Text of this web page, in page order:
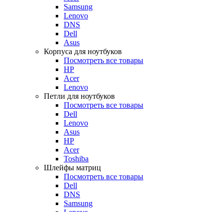
Samsung
Lenovo
DNS
Dell
Asus
Корпуса для ноутбуков
Посмотреть все товары
HP
Acer
Lenovo
Петли для ноутбуков
Посмотреть все товары
Dell
Lenovo
Asus
HP
Acer
Toshiba
Шлейфы матриц
Посмотреть все товары
Dell
DNS
Samsung